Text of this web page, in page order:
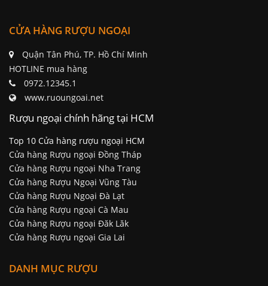
CỬA HÀNG RƯỢU NGOẠI
Quận Tân Phú, TP. Hồ Chí Minh
HOTLINE mua hàng
0972.12345.1
www.ruoungoai.net
Rượu ngoại chính hãng tại HCM
Top 10 Cửa hàng rượu ngoại HCM
Cửa hàng Rượu ngoại Đồng Tháp
Cửa hàng Rượu ngoại Nha Trang
Cửa hàng Rượu Ngoại Vũng Tàu
Cửa hàng Rượu Ngoại Đà Lạt
Cửa hàng Rượu ngoại Cà Mau
Cửa hàng Rượu ngoại Đăk Lăk
Cửa hàng Rượu ngoại Gia Lai
DANH MỤC RƯỢU